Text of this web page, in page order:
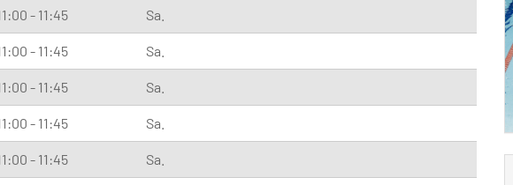
- 11:45 Sa.
- 11:45 Sa.
- 11:45 Sa.
- 11:45 Sa.
- 11:45 Sa.